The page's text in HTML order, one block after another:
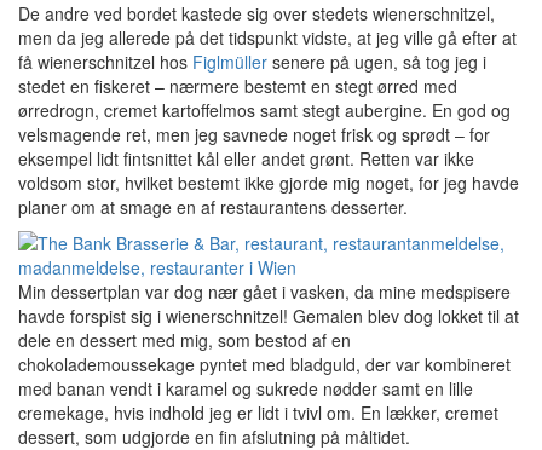
De andre ved bordet kastede sig over stedets wienerschnitzel,
men da jeg allerede på det tidspunkt vidste, at jeg ville gå efter at
få wienerschnitzel hos Figlmüller senere på ugen, så tog jeg i
stedet en fiskeret – nærmere bestemt en stegt ørred med
ørredrogn, cremet kartoffelmos samt stegt aubergine. En god og
velsmagende ret, men jeg savnede noget frisk og sprødt – for
eksempel lidt fintsnittet kål eller andet grønt. Retten var ikke
voldsom stor, hvilket bestemt ikke gjorde mig noget, for jeg havde
planer om at smage en af restaurantens desserter.
Min dessertplan var dog nær gået i vasken, da mine medspisere
havde forspist sig i wienerschnitzel! Gemalen blev dog lokket til at
dele en dessert med mig, som bestod af en
chokolademoussekage pyntet med bladguld, der var kombineret
med banan vendt i karamel og sukrede nødder samt en lille
cremekage, hvis indhold jeg er lidt i tvivl om. En lækker, cremet
dessert, som udgjorde en fin afslutning på måltidet.